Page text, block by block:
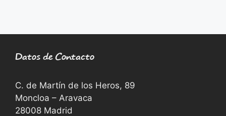
Datos de Contacto
C. de Martín de los Heros, 89
Moncloa – Aravaca
28008 Madrid